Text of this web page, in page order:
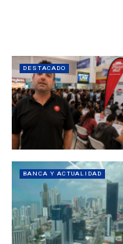
DESTACADO
BANCA Y ACTUALIDAD